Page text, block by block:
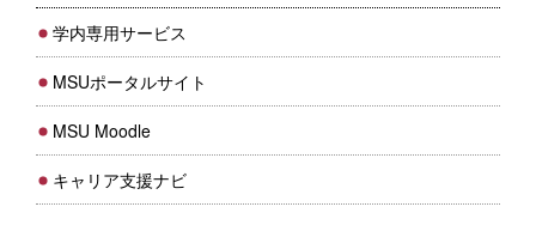
学内専用サービス
MSUポータルサイト
MSU Moodle
キャリア支援ナビ